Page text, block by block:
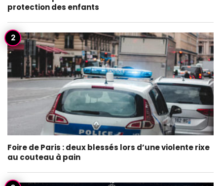
protection des enfants
Foire de Paris : deux blessés lors d’une violente rixe
au couteau à pain